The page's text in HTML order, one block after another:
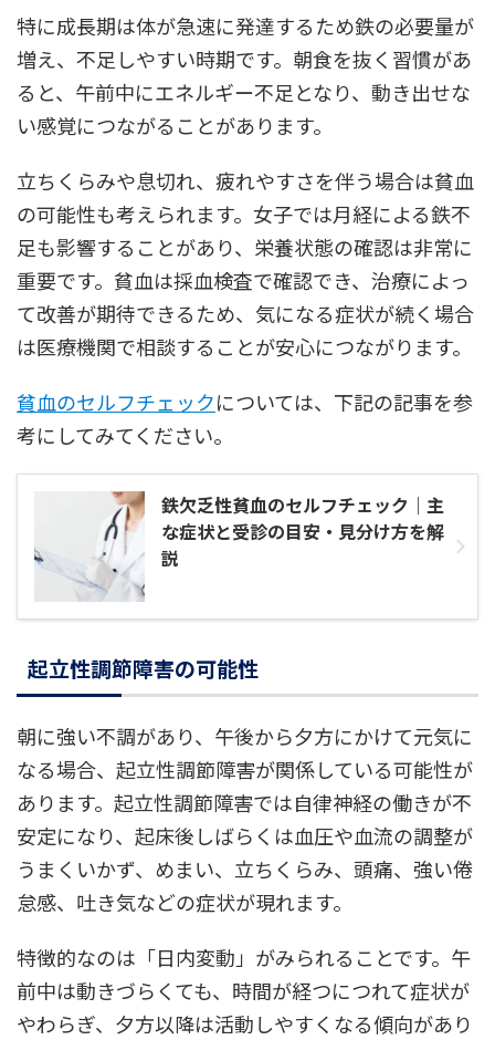
特に成長期は体が急速に発達するため鉄の必要量が
増え、不足しやすい時期です。朝食を抜く習慣があ
ると、午前中にエネルギー不足となり、動き出せな
い感覚につながることがあります。
立ちくらみや息切れ、疲れやすさを伴う場合は貧血
の可能性も考えられます。女子では月経による鉄不
足も影響することがあり、栄養状態の確認は非常に
重要です。貧血は採血検査で確認でき、治療によっ
て改善が期待できるため、気になる症状が続く場合
は医療機関で相談することが安心につながります。
貧血のセルフチェックについては、下記の記事を参
考にしてみてください。
鉄欠乏性貧血のセルフチェック｜主
な症状と受診の目安・見分け方を解
説
起立性調節障害の可能性
朝に強い不調があり、午後から夕方にかけて元気に
なる場合、起立性調節障害が関係している可能性が
あります。起立性調節障害では自律神経の働きが不
安定になり、起床後しばらくは血圧や血流の調整が
うまくいかず、めまい、立ちくらみ、頭痛、強い倦
怠感、吐き気などの症状が現れます。
特徴的なのは「日内変動」がみられることです。午
前中は動きづらくても、時間が経つにつれて症状が
やわらぎ、夕方以降は活動しやすくなる傾向があり